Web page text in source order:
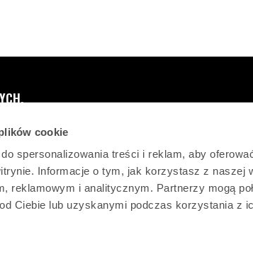
cookie
spersonalizowania treści i reklam, aby
Informacje o tym, jak korzystasz z naszej
reklamowym i analitycznym. Partnerzy mogą
Ciebie lub uzyskanymi podczas korzystania z